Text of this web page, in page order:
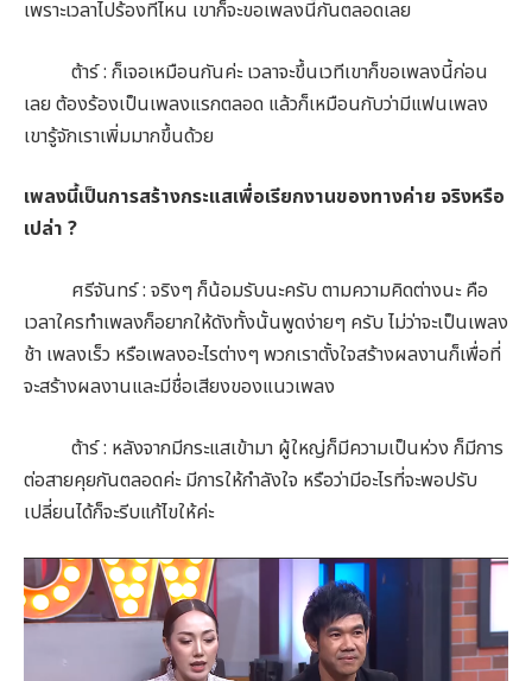
เพราะเวลาไปร้องที่ไหน เขาก็จะขอเพลงนี้กันตลอดเลย
ต้าร์ : ก็เจอเหมือนกันค่ะ เวลาจะขึ้นเวทีเขาก็ขอเพลงนี้ก่อน
เลย ต้องร้องเป็นเพลงแรกตลอด แล้วก็เหมือนกับว่ามีแฟนเพลง
เขารู้จักเราเพิ่มมากขึ้นด้วย
เพลงนี้เป็นการสร้างกระแสเพื่อเรียกงานของทางค่าย จริงหรือ
เปล่า ?
ศรีจันทร์ : จริงๆ ก็น้อมรับนะครับ ตามความคิดต่างนะ คือ
เวลาใครทำเพลงก็อยากให้ดังทั้งนั้นพูดง่ายๆ ครับ ไม่ว่าจะเป็นเพลง
ช้า เพลงเร็ว หรือเพลงอะไรต่างๆ พวกเราตั้งใจสร้างผลงานก็เพื่อที่
จะสร้างผลงานและมีชื่อเสียงของแนวเพลง
ต้าร์ : หลังจากมีกระแสเข้ามา ผู้ใหญ่ก็มีความเป็นห่วง ก็มีการ
ต่อสายคุยกันตลอดค่ะ มีการให้กำลังใจ หรือว่ามีอะไรที่จะพอปรับ
เปลี่ยนได้ก็จะรีบแก้ไขให้ค่ะ